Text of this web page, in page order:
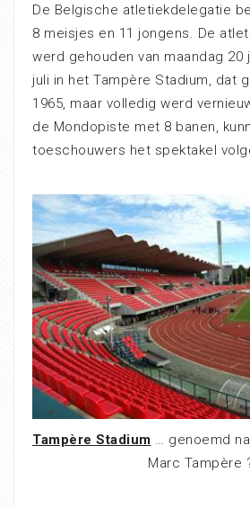
De Belgische atletiekdelegatie
8 meisjes en 11 jongens. De
werd gehouden van maandag 20
juli in het Tampère Stadium, dat
1965, maar volledig werd
de Mondopiste met 8 banen,
toeschouwers het spektakel
Tampère Stadium … genoemd
Marc Tampère